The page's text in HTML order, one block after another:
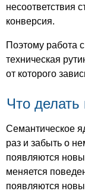
несоответствия
конверсия.
Поэтому работа
техническая
от которого
Что
Семантическое
раз и забыть о
появляются
меняется
появляются